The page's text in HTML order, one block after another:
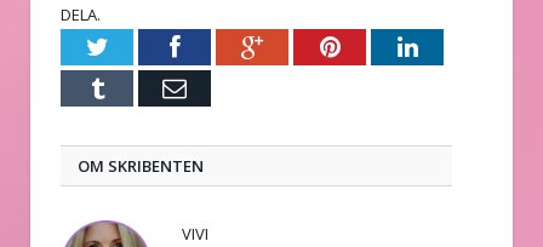
DELA.
TwitterFacebookGoogle+PinterestLinkedIn
Tumblr E-
OM SKRIBENTEN
VIVI